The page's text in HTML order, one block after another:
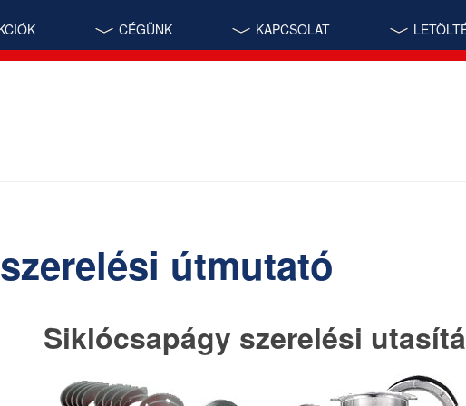
CÉGÜNK KAPCSOLAT
útmutató
Siklócsapágy szerelési